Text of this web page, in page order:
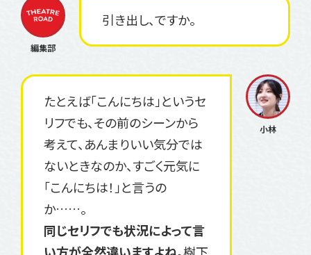
引き出し、ですか。
たとえば「こんにちは」というセ
リフでも、その前のシーンから
考えて、あんまりいい気分では
ないときなのか、すごく元気に
「こんにちは！」と言うの
か……。
同じセリフでも状況によって言